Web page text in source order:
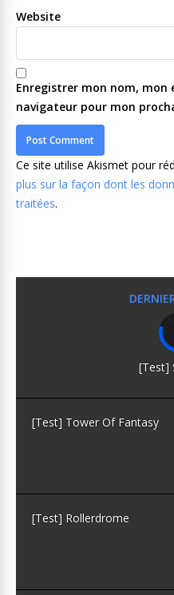
Website
Enregistrer mon nom,
navigateur pour mon
Ce site utilise Akismet pour
plus sur la façon dont les
traitées.
[Test]
[Test] Tower Of Fantasy
[Test] Rollerdrome